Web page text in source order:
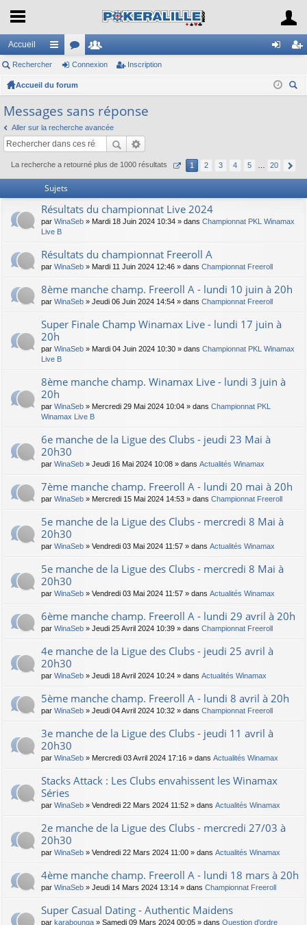
Accueil
ac
co
ci
s
or
u
s
e
es
ne cri
Rechercher Connexion Inscription
Accueil du forum
Messages sans réponse
Aller sur la recherche avancée
La recherche a retourné plus de 1000 résultats 1 2 3 4 5 20
Sujets
Résultats du championnat Live 2024
par WinaSeb » Mardi 18 Juin 2024 10:34 » dans Championnat PKL Winamax
Live B
Résultats du championnat Freeroll A
par WinaSeb » Mardi 11 Juin 2024 12:46 » dans Championnat Freeroll
8ème manche champ. Freeroll A - lundi 10 juin à 20h
par WinaSeb » Jeudi 06 Juin 2024 14:54 » dans Championnat Freeroll
Super Finale Champ Winamax Live - lundi 17 juin à
20h
par WinaSeb » Mardi 04 Juin 2024 10:30 » dans Championnat PKL Winamax
Live B
8ème manche champ. Winamax Live - lundi 3 juin à
20h
par WinaSeb » Mercredi 29 Mai 2024 10:04 » dans Championnat PKL
Winamax Live B
6e manche de la Ligue des Clubs - jeudi 23 Mai à
20h30
par WinaSeb » Jeudi 16 Mai 2024 10:08 » dans Actualités Winamax
7ème manche champ. Freeroll A - lundi 20 mai à 20h
par WinaSeb » Mercredi 15 Mai 2024 14:53 » dans Championnat Freeroll
5e manche de la Ligue des Clubs - mercredi 8 Mai à
20h30
par WinaSeb » Vendredi 03 Mai 2024 11:57 » dans Actualités Winamax
5e manche de la Ligue des Clubs - mercredi 8 Mai à
20h30
par WinaSeb » Vendredi 03 Mai 2024 11:57 » dans Actualités Winamax
6ème manche champ. Freeroll A - lundi 29 avril à 20h
par WinaSeb » Jeudi 25 Avril 2024 10:39 » dans Championnat Freeroll
4e manche de la Ligue des Clubs - jeudi 25 avril à
20h30
par WinaSeb » Jeudi 18 Avril 2024 10:24 » dans Actualités Winamax
5ème manche champ. Freeroll A - lundi 8 avril à 20h
par WinaSeb » Jeudi 04 Avril 2024 10:32 » dans Championnat Freeroll
3e manche de la Ligue des Clubs - jeudi 11 avril à
20h30
par WinaSeb » Mercredi 03 Avril 2024 17:16 » dans Actualités Winamax
Stacks Attack : Les Clubs envahissent les Winamax
Séries
par WinaSeb » Vendredi 22 Mars 2024 11:52 » dans Actualités Winamax
2e manche de la Ligue des Clubs - mercredi 27/03 à
20h30
par WinaSeb » Vendredi 22 Mars 2024 11:00 » dans Actualités Winamax
4ème manche champ. Freeroll A - lundi 18 mars à 20h
par WinaSeb » Jeudi 14 Mars 2024 13:14 » dans Championnat Freeroll
Super Сasual Dating - Authentic Maidens
par karabounga » Samedi 09 Mars 2024 00:05 » dans Question d'ordre